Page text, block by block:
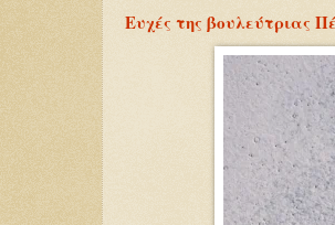
Ευχές της βουλεύτριας